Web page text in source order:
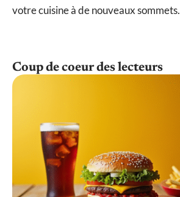
votre cuisine à de nouveaux sommets.
Coup de coeur des lecteurs